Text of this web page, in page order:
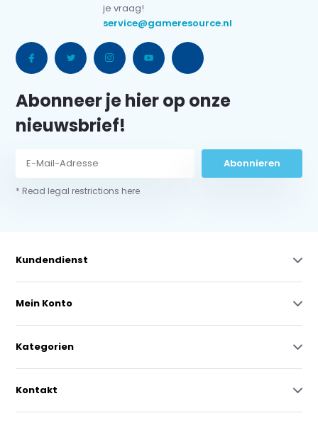
je vraag!
service@gameresource.nl
Abonneer je hier op onze
nieuwsbrief!
Abonnieren
* Read legal restrictions here
Kundendienst
Mein Konto
Kategorien
Kontakt